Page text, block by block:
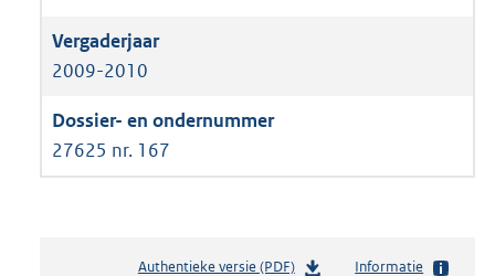
2009-2010
27625 nr. 167
Authentieke versie (PDF)b
Informatie